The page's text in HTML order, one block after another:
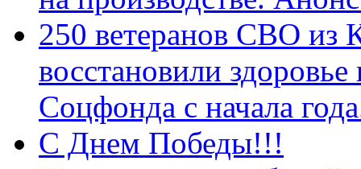
250 ветеранов СВО из
восстановили
Соцфонда с начала
С Днем Победы!!!